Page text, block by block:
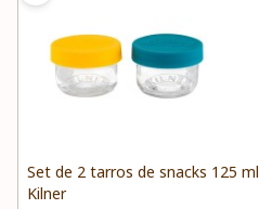
Set de 2 tarros de snacks 125 ml
Kilner